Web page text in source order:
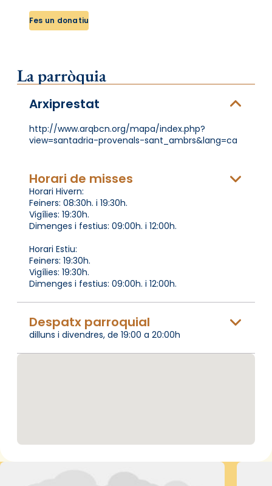
Fes un donatiu
La parròquia
Arxiprestat
http://www.arqbcn.org/mapa/index.php?
view=santadria-provenals-sant_ambrs&lang=ca
Horari de misses
Horari Hivern:
Feiners: 08:30h. i 19:30h.
Vigílies: 19:30h.
Dimenges i festius: 09:00h. i 12:00h.
Horari Estiu:
Feiners: 19:30h.
Vigílies: 19:30h.
Dimenges i festius: 09:00h. i 12:00h.
Despatx parroquial
dilluns i divendres, de 19:00 a 20:00h